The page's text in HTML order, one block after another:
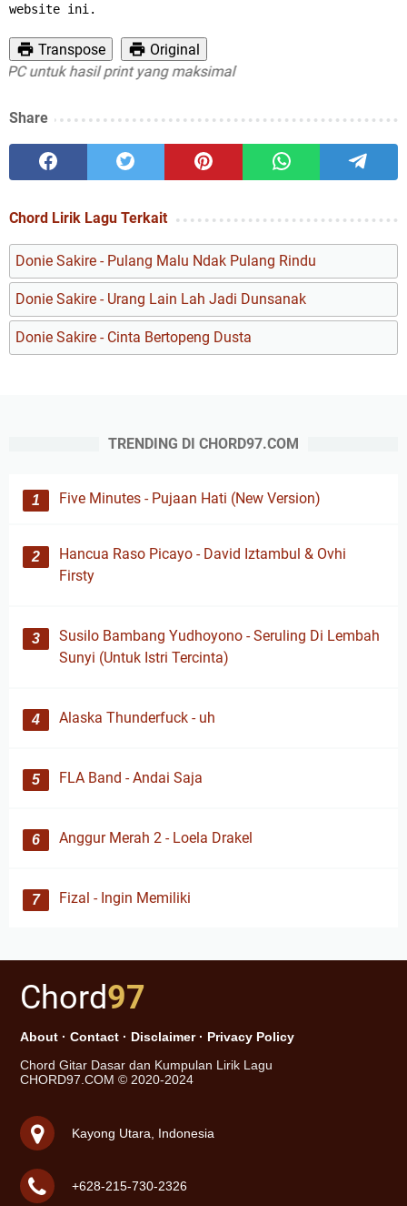
website ini.
Transpose
Original
untuk hasil print yang maksimal
Share
Chord Lirik Lagu Terkait
Donie Sakire - Pulang Malu Ndak Pulang Rindu
Donie Sakire - Urang Lain Lah Jadi Dunsanak
Donie Sakire - Cinta Bertopeng Dusta
TRENDING DI CHORD97.COM
Five Minutes - Pujaan Hati (New Version)
Hancua Raso Picayo - David Iztambul & Ovhi
Firsty
Susilo Bambang Yudhoyono - Seruling Di Lembah
Sunyi (Untuk Istri Tercinta)
Alaska Thunderfuck - uh
FLA Band - Andai Saja
Anggur Merah 2 - Loela Drakel
Fizal - Ingin Memiliki
Chord97
About · Contact · Disclaimer· Privacy Policy
Chord Gitar Dasar dan Kumpulan Lirik Lagu
CHORD97.COM © 2020-2024
Kayong Utara, Indonesia
+628-215-730-2326